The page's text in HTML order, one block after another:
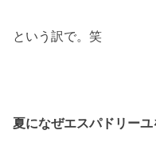
という訳で。笑
夏になぜエスパドリー